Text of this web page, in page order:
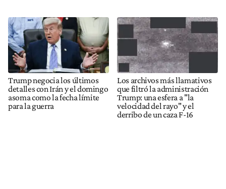
Trump negocia los últimos
detalles con Irán y el domingo
asoma como la fecha límite
para la guerra
Los archivos más llamativos
que filtró la administración
Trump: una esfera a "la
velocidad del rayo" y el
derribo de un caza F-16